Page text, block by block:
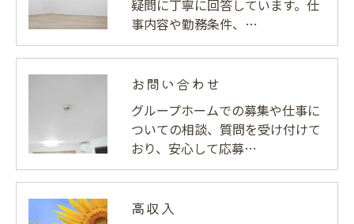
疑問に丁寧に回答しています。仕
事内容や勤務条件、…
お問い合わせ
グループホームでの募集や仕事に
ついての相談、質問を受け付けて
おり、安心して応募…
高収入